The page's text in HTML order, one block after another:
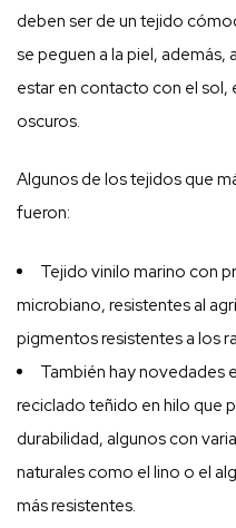
deben ser de un tejido
se peguen a la piel,
estar en contacto con el
oscuros.
Algunos de los tejidos que
fueron:
Tejido vinilo marino con
microbiano, resistentes al
pigmentos resistentes a los
También hay novedades
reciclado teñido en hilo que
durabilidad, algunos con
naturales como el lino o el
más resistentes.